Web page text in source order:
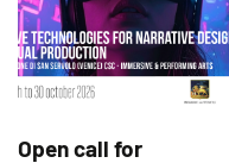
Open call for